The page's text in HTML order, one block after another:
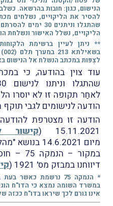
הנישום, כגון: חובות בהרשאה.
להסיר את הליקויים, נשלחים
שהתגלו וניתנים
הליקויים, נשלל האישור ונשלחת
** ניתן לעיין ברשימת
לצְפּות במכתב הנשלח אל הנישום
עוד צוין בהודעה, כי
לאחַר תקופה זו לא יוסרו
הודעה לנישומים לגבי תוקף
הודעה זו מצטרפת
15.11.2021 (
קישור
מיום
במקור – הנמקה 75 – חוסר במסמך מהותי",
דיווחנו במבזק מס' 1921 (
* הנמקה 75 נרשמת
במשרד השומה נמצא כי הדו"ח
אינו גורם לכך שיראו בדו"ח ככזה